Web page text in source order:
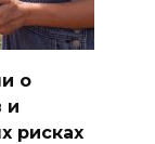
о
и
рисках